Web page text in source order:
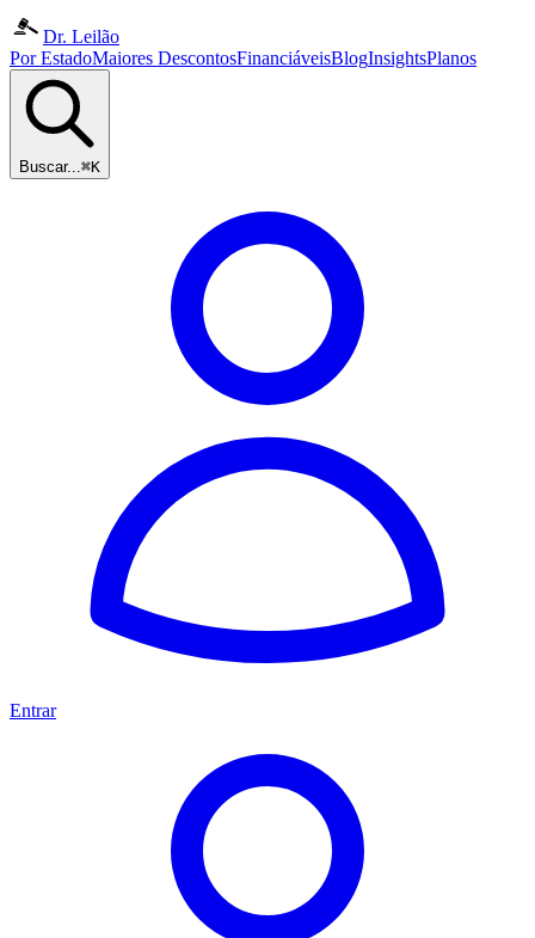
Dr. Leilão
Por EstadoMaiores DescontosFinanciáveisBlogInsightsPlanos
Buscar...⌘K
Entrar